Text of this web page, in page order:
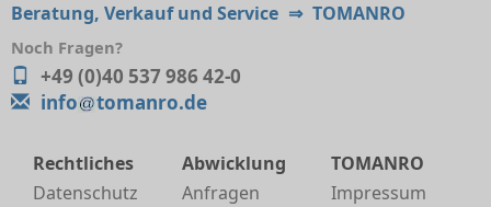
Beratung, Verkauf und Service ⇒ TOMANRO
Noch Fragen?
+49 (0)40 537 986 42-0
info
tomanro.de
Rechtliches
Datenschutz
Abwicklung
Anfragen
TOMANRO
Impressum